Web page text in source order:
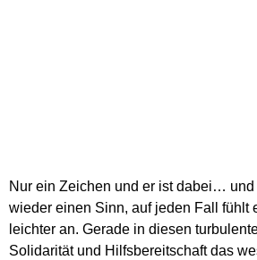
Nur ein Zeichen und er ist dabei… und
wieder einen Sinn, auf jeden Fall fühlt
leichter an. Gerade in diesen
Solidarität und Hilfsbereitschaft das